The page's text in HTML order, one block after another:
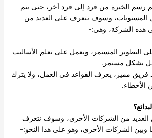
رسم الخبرة من فرد إلى فرد آخر، حتى يتم
المستويات، وسوف نتعرف على العديد من
هذه الشركة، وهي:-
التطوير المستمر، وتعمل على تعلم الأساليب
بشكل مستمر.
مميز، يعرف القواعد في العمل، ولا يترك
الأخطاء.
من الشركات الأخرى، وسوف نتعرف
وبين الشركات الأخرى، وهو على هذا النحو:-